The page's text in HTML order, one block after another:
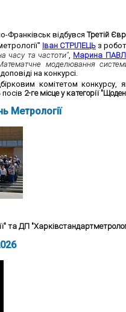
Франківськ відбувся Третій
Іван СТРІЛЕЦЬ з
часу та частоти", Марина
моделювання
на конкурсі.
комітетом конкурсу,
посів 2-ге місце у категорії
Метрології
та ДП